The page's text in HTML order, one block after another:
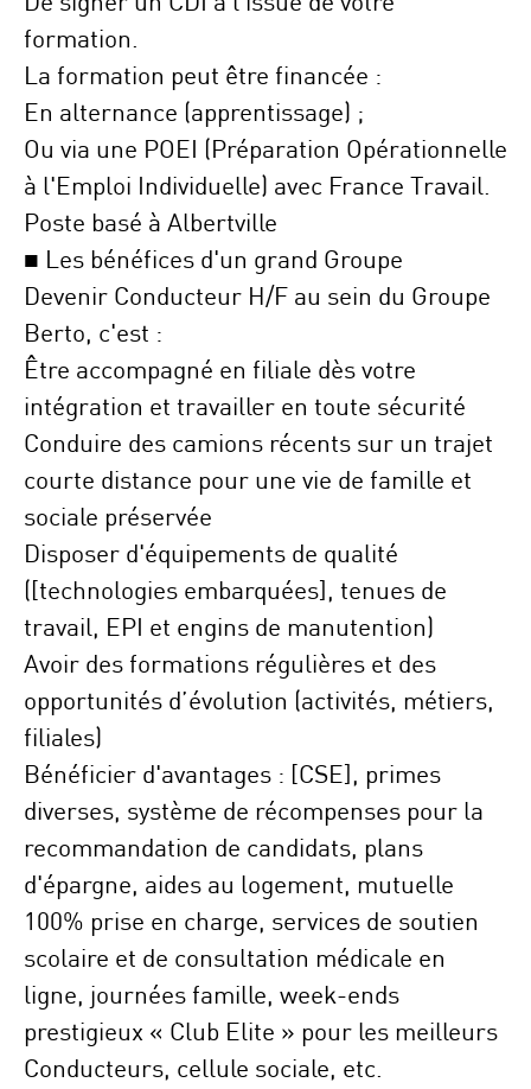
formation.
La formation peut être financée :
En alternance (apprentissage) ;
Ou via une POEI (Préparation Opérationnelle
à l'Emploi Individuelle) avec France Travail
Poste basé à Albertville
■ Les bénéfices d'un grand Groupe
Devenir Conducteur H/F au sein du Groupe
Berto, c'est :
Être accompagné en filiale dès votre
intégration et travailler en toute sécurité
Conduire des camions récents sur un trajet
courte distance pour une vie de famille et
sociale préservée
Disposer d'équipements de qualité
([technologies embarquées], tenues de
travail, EPI et engins de manutention)
Avoir des formations régulières et des
opportunités d’évolution (activités, métiers,
filiales)
Bénéficier d'avantages : [CSE], primes
diverses, système de récompenses pour la
recommandation de candidats, plans
d'épargne, aides au logement, mutuelle
100% prise en charge, services de soutien
scolaire et de consultation médicale en
ligne, journées famille, week-ends
prestigieux « Club Elite » pour les meilleurs
Conducteurs, cellule sociale, etc.